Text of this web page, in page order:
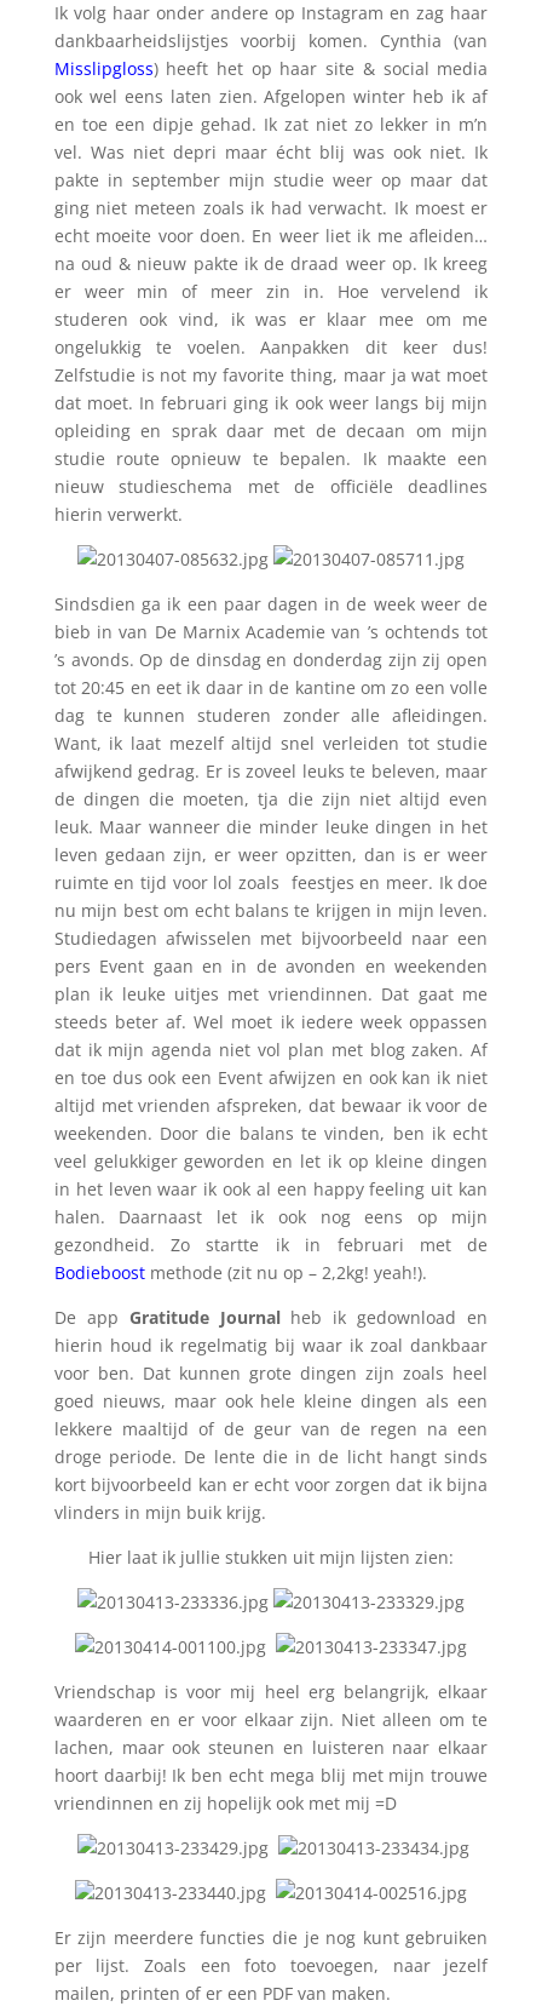
Ik volg haar onder andere op Instagram en zag haar
dankbaarheidslijstjes voorbij komen. Cynthia (van
Misslipgloss) heeft het op haar site & social media
ook wel eens laten zien. Afgelopen winter heb ik af
en toe een dipje gehad. Ik zat niet zo lekker in m’n
vel. Was niet depri maar écht blij was ook niet. Ik
pakte in september mijn studie weer op maar dat
ging niet meteen zoals ik had verwacht. Ik moest er
echt moeite voor doen. En weer liet ik me afleiden…
na oud & nieuw pakte ik de draad weer op. Ik kreeg
er weer min of meer zin in. Hoe vervelend ik
studeren ook vind, ik was er klaar mee om me
ongelukkig te voelen. Aanpakken dit keer dus!
Zelfstudie is not my favorite thing, maar ja wat moet
dat moet. In februari ging ik ook weer langs bij mijn
opleiding en sprak daar met de decaan om mijn
studie route opnieuw te bepalen. Ik maakte een
nieuw studieschema met de officiële deadlines
hierin verwerkt.
Sindsdien ga ik een paar dagen in de week weer de
bieb in van De Marnix Academie van ’s ochtends tot
’s avonds. Op de dinsdag en donderdag zijn zij open
tot 20:45 en eet ik daar in de kantine om zo een volle
dag te kunnen studeren zonder alle afleidingen.
Want, ik laat mezelf altijd snel verleiden tot studie
afwijkend gedrag. Er is zoveel leuks te beleven, maar
de dingen die moeten, tja die zijn niet altijd even
leuk. Maar wanneer die minder leuke dingen in het
leven gedaan zijn, er weer opzitten, dan is er weer
ruimte en tijd voor lol zoals feestjes en meer. Ik doe
nu mijn best om echt balans te krijgen in mijn leven.
Studiedagen afwisselen met bijvoorbeeld naar een
pers Event gaan en in de avonden en weekenden
plan ik leuke uitjes met vriendinnen. Dat gaat me
steeds beter af. Wel moet ik iedere week oppassen
dat ik mijn agenda niet vol plan met blog zaken. Af
en toe dus ook een Event afwijzen en ook kan ik niet
altijd met vrienden afspreken, dat bewaar ik voor de
weekenden. Door die balans te vinden, ben ik echt
veel gelukkiger geworden en let ik op kleine dingen
in het leven waar ik ook al een happy feeling uit kan
halen. Daarnaast let ik ook nog eens op mijn
gezondheid. Zo startte ik in februari met de
Bodieboostmethode (zit nu op – 2,2kg! yeah!).
De app Gratitude Journalheb ik gedownload en
hierin houd ik regelmatig bij waar ik zoal dankbaar
voor ben. Dat kunnen grote dingen zijn zoals heel
goed nieuws, maar ook hele kleine dingen als een
lekkere maaltijd of de geur van de regen na een
droge periode. De lente die in de licht hangt sinds
kort bijvoorbeeld kan er echt voor zorgen dat ik bijna
vlinders in mijn buik krijg.
Hier laat ik jullie stukken uit mijn lijsten zien:
Vriendschap is voor mij heel erg belangrijk, elkaar
waarderen en er voor elkaar zijn. Niet alleen om te
lachen, maar ook steunen en luisteren naar elkaar
hoort daarbij! Ik ben echt mega blij met mijn trouwe
vriendinnen en zij hopelijk ook met mij =D
Er zijn meerdere functies die je nog kunt gebruiken
per lijst. Zoals een foto toevoegen, naar jezelf
mailen, printen of er een PDF van maken.